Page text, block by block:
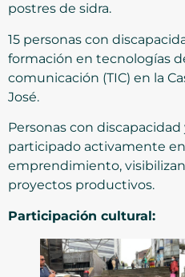
postres de sidra.
15 personas con
formación en tecnologías
comunicación (TIC) en la
José.
Personas con
participado activamente
emprendimiento,
proyectos productivos.
Participación cultural: